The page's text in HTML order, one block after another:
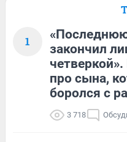
1
закончил
про сына,
боролся с
3 718